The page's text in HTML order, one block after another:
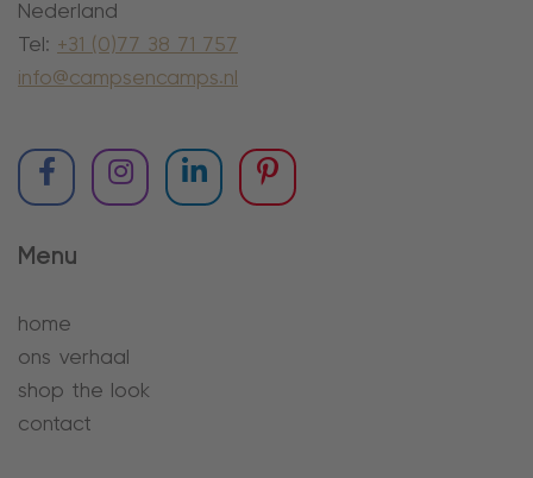
Nederland
Tel: +31 (0)77 38 71 757
info@campsencamps.nl
Menu
home
ons verhaal
shop the look
contact